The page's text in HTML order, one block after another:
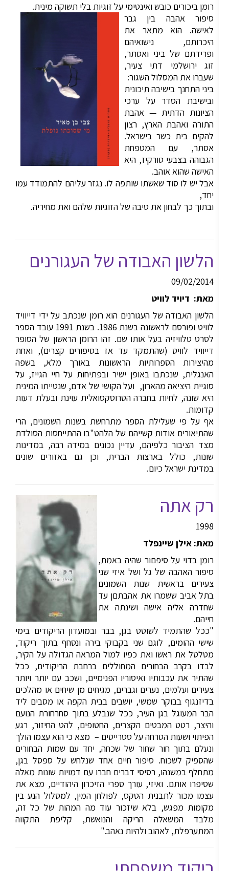
רומן ביכורים כובש ואינטימי על זוגיות בלי תשוקה מינית.
סיפור אהבה בין גבר
לאישה. הוא מתאר את
היכרותם, נישואיהם
ופרידתם של ביני ואסתר,
זוג ירושלמי דתי צעיר,
שעברו את המסלול השגור:
ביני התחנך בישיבה תיכונית
ובישיבת הסדר על ערכי
הציונות הדתית — אהבת
התורה ואהבת הארץ, רצון
להקים בית כשר בישראל.
אסתר, עם המטפחת
הגבוהה בצבעי טורקיז, היא
האישה שהוא אוהב.
אבל יש לו סוד שאשתו שותפה לו. נגזר עליהם להתמודד עמו
יחד,
ובתוך כך לבחון את טיבה של הזוגיות שלהם ואת מחיריה.
הלשון האבודה של העגורנים
09/02/2014
מאת: דיויד לוויט
הלשון האבודה של העגורנים הוא רומן שנכתב על ידי דייוויד
לוויט ופורסם לראשונה בשנת 1986. בשנת 1991 עובד הספר
לסרט טלוויזיה בעל אותו שם. זהו הרומן הראשון של הסופר
דייוויד לוויט (שהתמקד עד אז בסיפורים קצרים), ואחת
מהיצירות הספרותיות הראשונות באורך מלא, בשפה
האנגלית, שנכתבו באופן ישיר ובפתיחות על חיי הגייז, על
סוגיית היציאה מהארון, ועל הקושי של אדם, שנטייתו המינית
היא שונה, לחיות בחברה הטרוסקסואלית עוינת ובעלת דעות
קדומות.
אף על פי שעלילת הספר מתרחשת בשנות השמונים, הרי
שהתיאורים אודות קשייהם של הלהט"בו ההתייחסות הסולדת
מצד הציבור כלפיהם, עדיין נכונים במידה רבה, במדינות
שונות, כולל בארצות הברית, וכן גם באזורים שונים
במדינת ישראל כיום.
רק אתה
1998
מאת: אילן שיינפלד
רומן בדוי על סיפםור שהיה באמת,
סיפור האהבה של גל ושל איזי שני
צעירים בראשית שנות השמונים
בתל אביב ששמרו את אהבתםן עד
שחדרה אליה אישה ושינתה את
חייהם.
"ככל שהתמיד לשוטט בגן, בבר ובמועדון הריקודים בימי
שישי ההומים, לוגם שני בקבוקי בירה ונסחף בתוך ריקוד,
מטלטל את ראשו ואת כפיו למול המראה הגדולה על הקיר,
לבדו בקרב הבחורים המחוללים ברחבת הריקודים, ככל
שהתיר את עכבותיו ואיסוריו הפנימיים, ושכב עם יותר ויותר
צעירים ועלמים, נערים וגברים, מגיחים מן שיחים או מהלכים
בדיזנגוף בבוקר שמשי, יושבים בבית הקפה או מסבים ליד
הבר המעוגל בגן העיר, ככל שנבלע בתוך סחרחורת הנועם
והיצר, רטט המבטים הקצרים, החטופים, להט החיזור, רגע
הפיתוי ושעות הטרחה על סטרייטים – מצא כי הוא עצמו הולך
ונעלם בתוך חור שחור של שכחה, יחד עם שמות הבחורים
שהספיק לשכוח. סיפור חיים אחד שנלחש על ספסל בגן,
מתחלף במשנהו, רסיסי דברים חברו עם דמויות שונות מאלה
שסיפרו אותם. ואיזי, עורך ספרי הזיכרון היהודיים, מצא את
עצמו מכור לתבנית הטקס, לפולחן המין, למסלול הנע בין
מקומות מפגש, בלא שיזכור עוד מה המהות של כל זה,
מלבד המשאלה הריקה והנואשת, קליפת התקווה
המתערפלת, לאהוב ולהיות נאהב."